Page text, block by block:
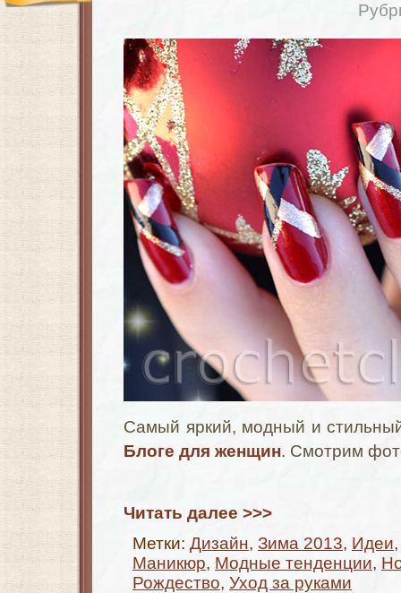
Самый яркий, модный и
Блоге для женщин. Смотрим
Читать далее >>>
Метки: Дизайн, Зима 2013, Идеи
Маникюр, Модные тенденции,
Рождество, Уход за руками